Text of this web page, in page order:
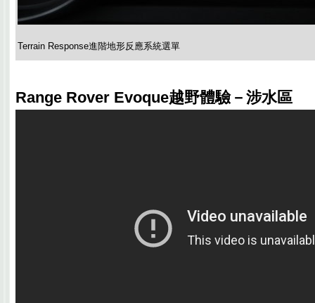
Terrain Response進階地形反應系統選單
Range Rover Evoque越野體驗－涉水區